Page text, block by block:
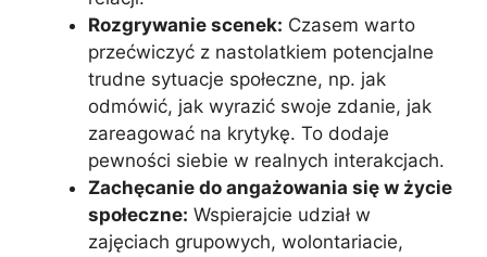
Rozgrywanie scenek: Czasem warto
przećwiczyć z nastolatkiem potencjalne
trudne sytuacje społeczne, np. jak
odmówić, jak wyrazić swoje zdanie, jak
zareagować na krytykę. To dodaje
pewności siebie w realnych interakcjach.
Zachęcanie do angażowania się w życie
społeczne: Wspierajcie udział w
zajęciach grupowych, wolontariacie,